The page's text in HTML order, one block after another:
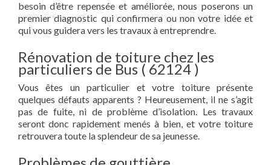
besoin d’être repensée et améliorée, nous poserons un
premier diagnostic qui confirmera ou non votre idée et
qui vous guidera vers les travaux à entreprendre.
Rénovation de toiture chez les
particuliers de Bus ( 62124 )
Vous êtes un particulier et votre toiture présente
quelques défauts apparents ? Heureusement, il ne s’agit
pas de fuite, ni de problème d’isolation. Les travaux
seront donc rapidement menés à bien, et votre toiture
retrouvera toute la splendeur de sa jeunesse.